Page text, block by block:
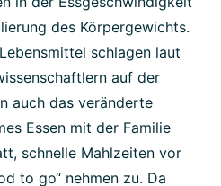
des Körpergewichts.
schlagen laut
auf der
auch das veränderte
Essen mit der Familie
schnelle Mahlzeiten vor
to go“ nehmen zu. Da